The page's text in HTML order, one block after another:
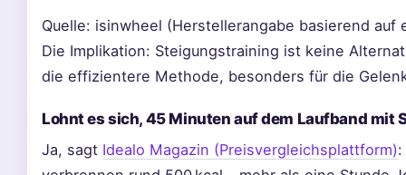
Quelle: isinwheel (Herstellerangabe basierend
Die Implikation: Steigungstraining ist keine
die effizientere Methode, besonders für die
Lohnt es sich, 45 Minuten auf dem Laufband mit
Ja, sagt Idealo Magazin (Preisvergleichsplattform):